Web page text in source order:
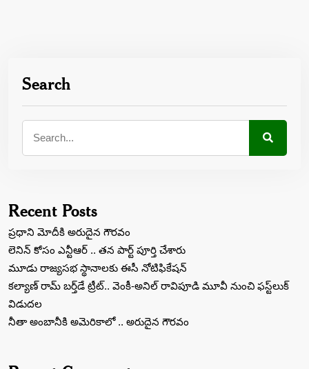
Search
Recent Posts
ప్రధాని మోదీకి అరుదైన గౌరవం
లెనిన్‌ కోసం ఎన్టీఆర్‌ .. తన పార్ట్‌ పూర్తి చేశారు
మూడు రాజ్యసభ స్థానాలకు ఈసీ నోటిఫికేషన్
కల్యాణ్ రామ్ బ‌ర్త్‌డే ట్రీట్‌.. వెంకీ-అనిల్ రావిపూడి మూవీ నుంచి ఫస్ట్‌లుక్
విడుద‌ల‌
నీతా అంబానీకి అమెరికాలో .. అరుదైన గౌరవం